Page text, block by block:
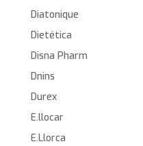
Diatonique
Dietética
Disna Pharm
Dnins
Durex
E.llocar
E.Llorca